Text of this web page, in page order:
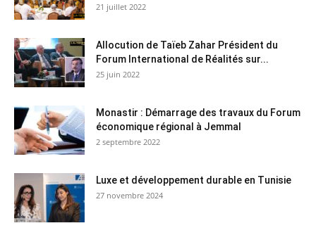
21 juillet 2022
Allocution de Taïeb Zahar Président du
Forum International de Réalités sur...
25 juin 2022
Monastir : Démarrage des travaux du Forum
économique régional à Jemmal
2 septembre 2022
Luxe et développement durable en Tunisie
27 novembre 2024